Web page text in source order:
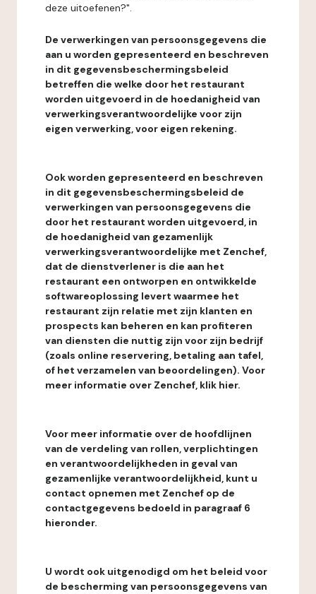
deze uitoefenen?".
De verwerkingen van persoonsgegevens die
aan u worden gepresenteerd en beschreven
in dit gegevensbeschermingsbeleid
betreffen die welke door het restaurant
worden uitgevoerd in de hoedanigheid van
verwerkingsverantwoordelijke voor zijn
eigen verwerking, voor eigen rekening.
Ook worden gepresenteerd en beschreven
in dit gegevensbeschermingsbeleid de
verwerkingen van persoonsgegevens die
door het restaurant worden uitgevoerd, in
de hoedanigheid van gezamenlijk
verwerkingsverantwoordelijke met Zenchef,
dat de dienstverlener is die aan het
restaurant een ontworpen en ontwikkelde
softwareoplossing levert waarmee het
restaurant zijn relatie met zijn klanten en
prospects kan beheren en kan profiteren
van diensten die nuttig zijn voor zijn bedrijf
(zoals online reservering, betaling aan tafel,
of het verzamelen van beoordelingen). Voor
meer informatie over Zenchef, klik hier.
Voor meer informatie over de hoofdlijnen
van de verdeling van rollen, verplichtingen
en verantwoordelijkheden in geval van
gezamenlijke verantwoordelijkheid, kunt u
contact opnemen met Zenchef op de
contactgegevens bedoeld in paragraaf 6
hieronder.
U wordt ook uitgenodigd om het beleid voor
de bescherming van persoonsgegevens van